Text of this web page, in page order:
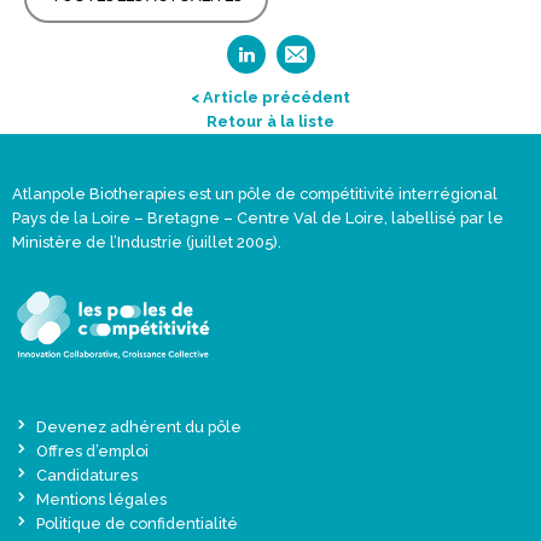
< Article précédent
Retour à la liste
Atlanpole Biotherapies est un pôle de compétitivité interrégional
Pays de la Loire – Bretagne – Centre Val de Loire, labellisé par le
Ministère de l’Industrie (juillet 2005).
Devenez adhérent du pôle
Offres d’emploi
Candidatures
Mentions légales
Politique de confidentialité